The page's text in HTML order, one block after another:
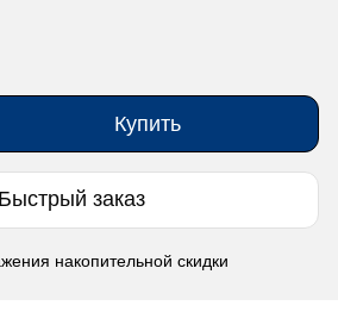
Купить
Быстрый заказ
накопительной скидки